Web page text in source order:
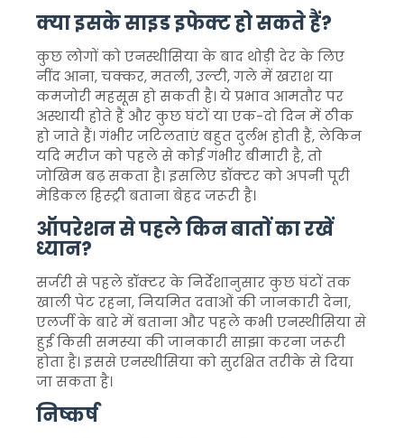
क्या इसके साइड इफेक्ट हो सकते हैं?
कुछ लोगों को एनस्थीसिया के बाद थोड़ी देर के लिए
नींद आना, चक्कर, मतली, उल्टी, गले में खराश या
कमजोरी महसूस हो सकती है। ये प्रभाव आमतौर पर
अस्थायी होते हैं और कुछ घंटों या एक-दो दिन में ठीक
हो जाते हैं। गंभीर जटिलताएं बहुत दुर्लभ होती हैं, लेकिन
यदि मरीज को पहले से कोई गंभीर बीमारी है, तो
जोखिम बढ़ सकता है। इसलिए डॉक्टर को अपनी पूरी
मेडिकल हिस्ट्री बताना बेहद जरूरी है।
ऑपरेशन से पहले किन बातों का रखें
ध्यान?
सर्जरी से पहले डॉक्टर के निर्देशानुसार कुछ घंटों तक
खाली पेट रहना, नियमित दवाओं की जानकारी देना,
एलर्जी के बारे में बताना और पहले कभी एनस्थीसिया से
हुई किसी समस्या की जानकारी साझा करना जरूरी
होता है। इससे एनस्थीसिया को सुरक्षित तरीके से दिया
जा सकता है।
निष्कर्ष